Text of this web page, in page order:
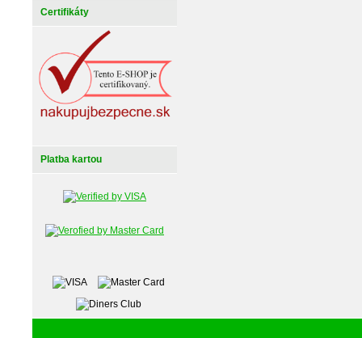
Certifikáty
Platba kartou